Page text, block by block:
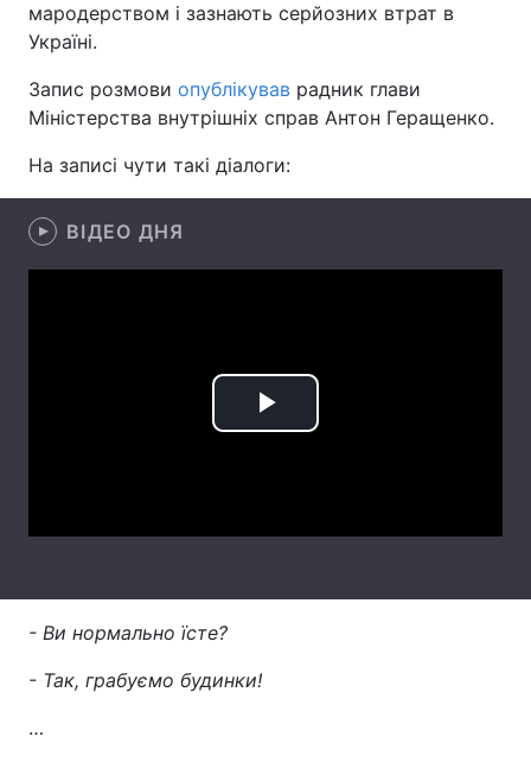
Україна
Економіка Світ
Зброя
Архів
Контакти
мародерством і зазнають серйозних втрат в
Україні.
Запис розмови опублікував радник глави
Міністерства внутрішніх справ Антон Геращенко.
На записі чути такі діалоги:
ВІДЕО ДНЯ
Play
- Ви нормально їсте?
- Так, грабуємо будинки!
…